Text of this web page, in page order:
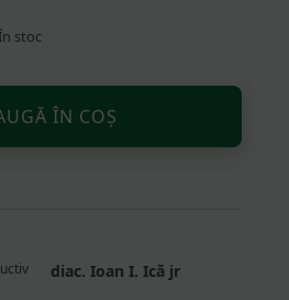
stoc
ÎN COȘ
diac. Ioan I. Ică jr